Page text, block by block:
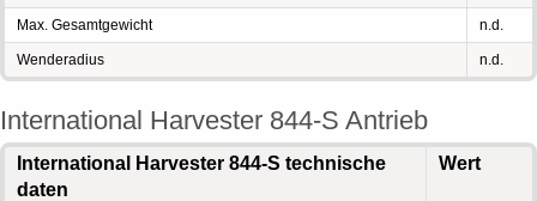
Max. Gesamtgewicht n.d.
Wenderadius n.d.
International Harvester 844-S Antrieb
International Harvester 844-S technische
daten
Wert